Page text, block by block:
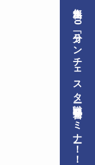
無料！90分「ランチェスター戦略」速習セミナー！！